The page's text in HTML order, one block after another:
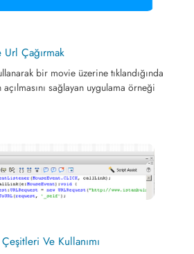
Url Çağırmak
bir movie üzerine tıklandığında
sağlayan uygulama örneği
Ve Kullanımı